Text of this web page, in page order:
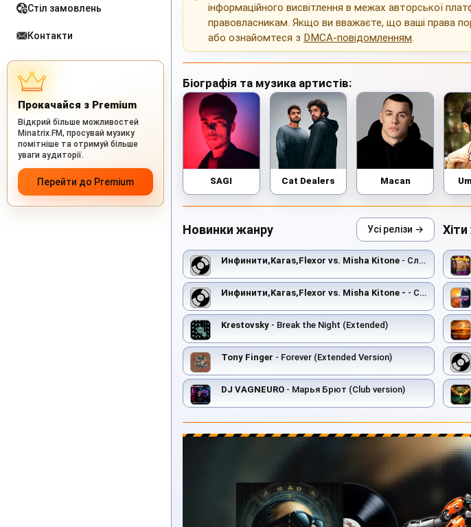
Стіл замовлень
Контакти
Прокачайся з Premium
Відкрий більше можливостей
Minatrix.FM, просувай музику
помітніше та отримуй більше
уваги аудиторії.
Перейти до Premium
інформаційного висвітлення в межах авторської
правовласникам. Якщо ви вважаєте, що ваші права
або ознайомтеся з DMCA-повідомленням.
Біографія та музика артистів:
SAGI Cat Dealers Macan
Новинки жанру Усі релізи →
Инфинити,Karas,Flexor vs. Misha Kitone - Слезы-Вода (A LIFE STYLE juicy remix 2)
Инфинити,Karas,Flexor vs. Misha Kitone - - Слезы-Вода (A LIFE STYLE juicy remix )
Krestovsky - Break the Night (Extended)
Tony Finger - Forever (Extended Version)
DJ VAGNEURO - Марья Брют (Club version)